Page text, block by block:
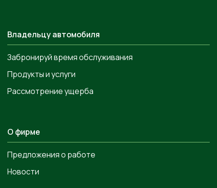
Владельцу автомобиля
Забронируй время обслуживания
Продукты и услуги
Рассмотрение ущерба
О фирме
Предложения о работе
Новости